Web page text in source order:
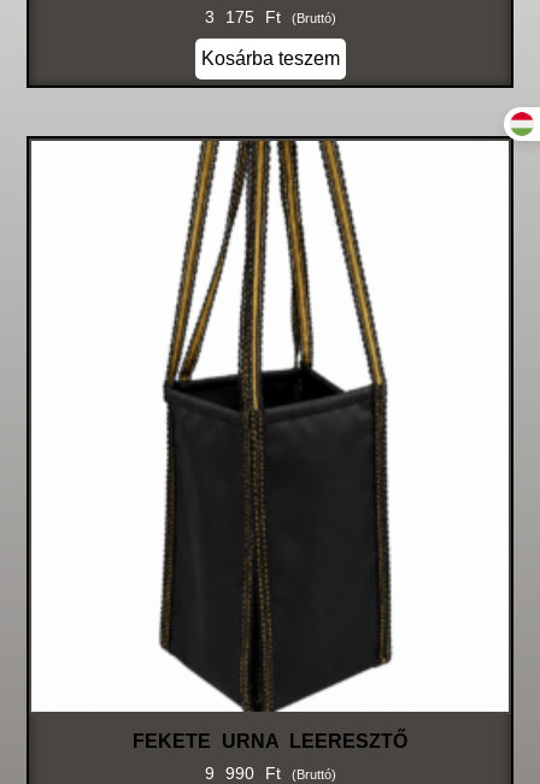
3 175 Ft (bruttó)
Kosárba teszem
FEKETE URNA LEERESZTŐ
9 990 Ft (bruttó)